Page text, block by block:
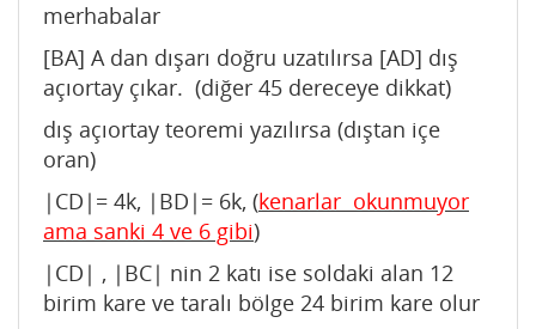
merhabalar
[BA] A dan dışarı doğru uzatılırsa [AD] dış
açıortay çıkar. (diğer 45 dereceye dikkat)
dış açıortay teoremi yazılırsa (dıştan içe
oran)
|CD|= 4k, |BD|= 6k, (kenarlar okunmuyor
ama sanki 4 ve 6 gibi)
|CD| , |BC| nin 2 katı ise soldaki alan 12
birim kare ve taralı bölge 24 birim kare olur